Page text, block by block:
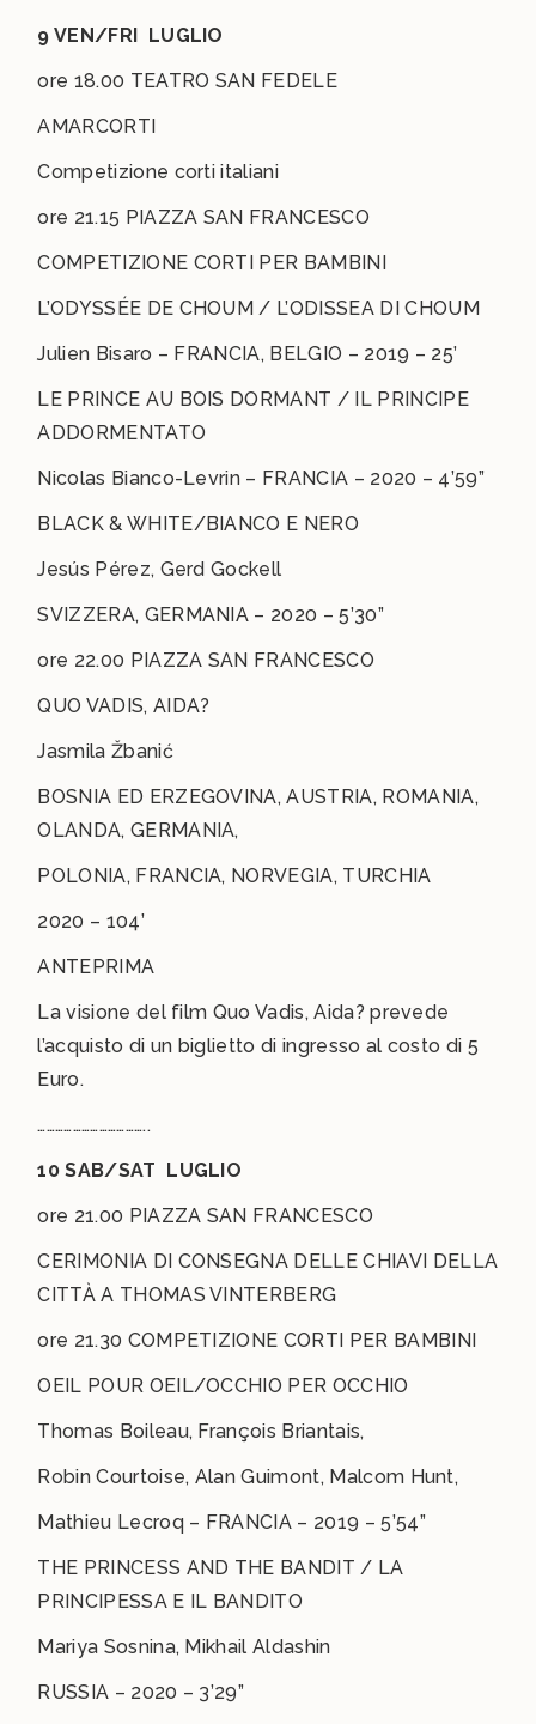
9 VEN/FRI LUGLIO
ore 18.00 TEATRO SAN FEDELE
AMARCORTI
Competizione corti italiani
ore 21.15 PIAZZA SAN FRANCESCO
COMPETIZIONE CORTI PER BAMBINI
L’ODYSSÉE DE CHOUM / L’ODISSEA DI CHOUM
Julien Bisaro – FRANCIA, BELGIO – 2019 – 25’
LE PRINCE AU BOIS DORMANT / IL PRINCIPE
ADDORMENTATO
Nicolas Bianco-Levrin – FRANCIA – 2020 – 4’59”
BLACK & WHITE/BIANCO E NERO
Jesús Pérez, Gerd Gockell
SVIZZERA, GERMANIA – 2020 – 5’30”
ore 22.00 PIAZZA SAN FRANCESCO
QUO VADIS, AIDA?
Jasmila Žbanić
BOSNIA ED ERZEGOVINA, AUSTRIA, ROMANIA,
OLANDA, GERMANIA,
POLONIA, FRANCIA, NORVEGIA, TURCHIA
2020 – 104’
ANTEPRIMA
La visione del film Quo Vadis, Aida? prevede
l’acquisto di un biglietto di ingresso al costo di 5
Euro.
………………………………..
10 SAB/SAT LUGLIO
ore 21.00 PIAZZA SAN FRANCESCO
CERIMONIA DI CONSEGNA DELLE CHIAVI DELLA
CITTÀ A THOMAS VINTERBERG
ore 21.30 COMPETIZIONE CORTI PER BAMBINI
OEIL POUR OEIL/OCCHIO PER OCCHIO
Thomas Boileau, François Briantais,
Robin Courtoise, Alan Guimont, Malcom Hunt,
Mathieu Lecroq – FRANCIA – 2019 – 5’54”
THE PRINCESS AND THE BANDIT / LA
PRINCIPESSA E IL BANDITO
Mariya Sosnina, Mikhail Aldashin
RUSSIA – 2020 – 3’29”